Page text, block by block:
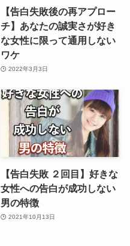
【告白失敗後の再アプロー
チ】あなたの誠実さが好き
な女性に限って通用しない
ワケ
2022年3月3日
【告白失敗 ２回目】好きな
女性への告白が成功しない
男の特徴
2021年10月13日